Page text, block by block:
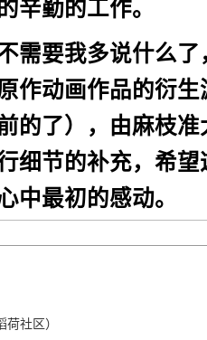
辛勤的工作。
需要我多说什么了
作动画作品的衍生
的了），由麻枝准
细节的补充，希望
中最初的感动。
荷社区）